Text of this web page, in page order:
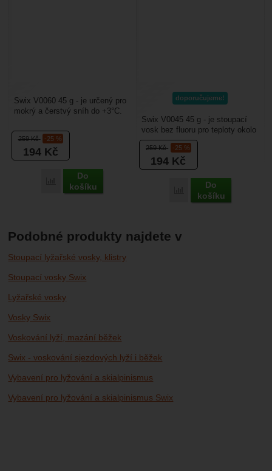
259Kč -25 %
194 Kč
Porovnat
Do
košíku
Swix V0060 45 g - je určený pro
mokrý a čerstvý sníh do +3°C.
hodí do -1°C....
doporučujeme!
259Kč -25 %
194 Kč
Porovnat
Do
košíku
Swix V0045 45 g - je stoupací
vosk bez fluoru pro teploty okolo
nuly. Hodí se pro závodní využití
i pro...
Podobné produkty najdete v
Stoupací lyžařské vosky, klistry
Stoupací vosky Swix
Lyžařské vosky
Vosky Swix
Voskování lyží, mazání běžek
Swix - voskování sjezdových lyží i běžek
Vybavení pro lyžování a skialpinismus
Vybavení pro lyžování a skialpinismus Swix